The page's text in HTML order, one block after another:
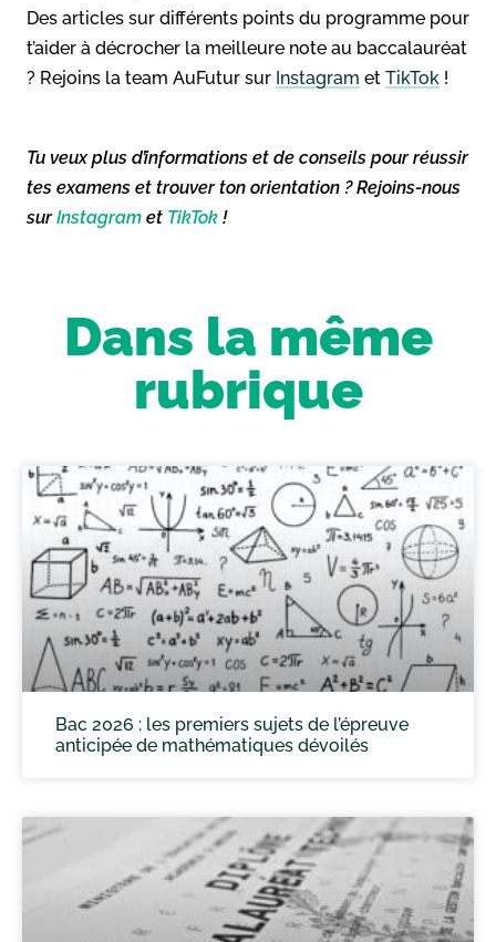
Des articles sur différents points du programme pour
t’aider à décrocher la meilleure note au baccalauréat
? Rejoins la team AuFutur sur Instagram et TikTok !
Tu veux plus d’informations et de conseils pour réussir
tes examens et trouver ton orientation ? Rejoins-nous
surInstagram et TikTok !
Dans la même
rubrique
Bac 2026 : les premiers sujets de l’épreuve
anticipée de mathématiques dévoilés